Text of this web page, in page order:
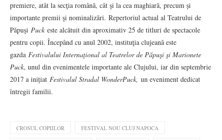
premiere, atât la secţia română, cât şi la cea maghiară, precum și
importante premii şi nominalizări. Repertoriul actual al Teatrului de
Păpuşi Puck este alcătuit din aproximativ 25 de titluri de spectacole
pentru copii. Începând cu anul 2002, instituţia clujeană este
gazda Festivalului Internaţional al Teatrelor de Păpuşi şi Marionete
Puck, unul din evenimentele importante ale Clujului, iar din septembrie
2017 a inițiat Festivalul Stradal WonderPuck, un eveniment dedicat
întregii familii.
CROSUL COPIILOR FESTIVAL NOU CLUJ NAPOCA